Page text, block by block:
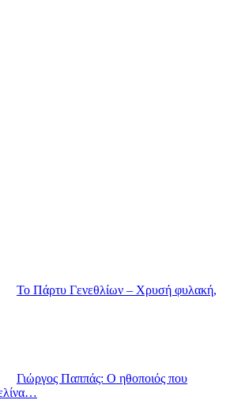
Το Πάρτυ Γενεθλίων – Χρυσή φυλακή,
Γιώργος Παππάς: Ο ηθοποιός που